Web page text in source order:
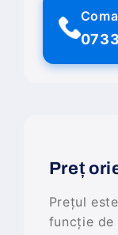
Preț
Prețul
funcție de